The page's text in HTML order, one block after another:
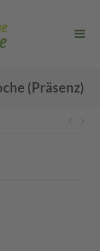
(Präsenz)